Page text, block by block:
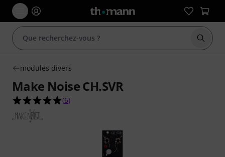
modules divers
Make Noise CH.SVR
5.0 étoiles sur 5 d'après 6 évaluations clients
(6)